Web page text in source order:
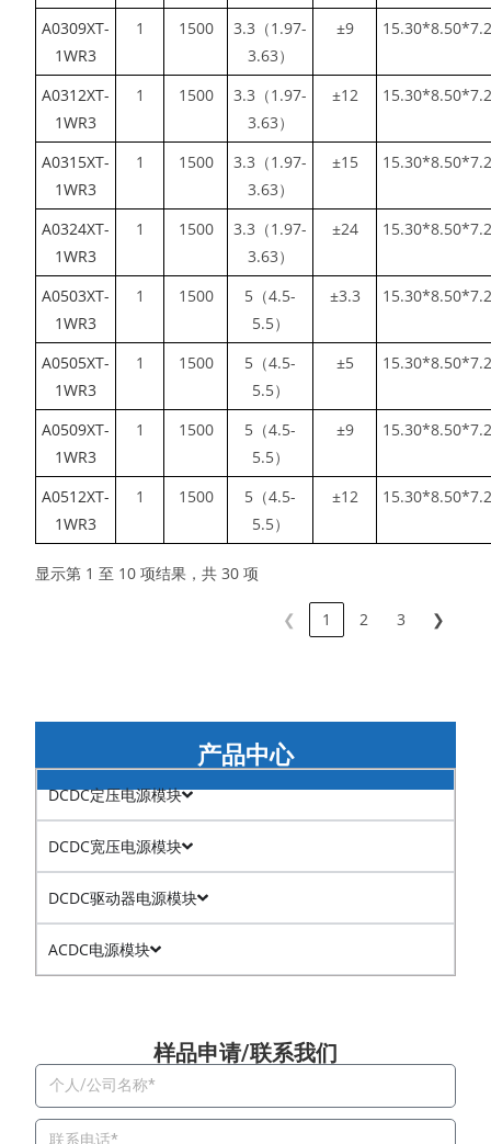
A0309XT-
1WR3
1 1500
3.3（1.97-
3.63）
±9
A0312XT-
1WR3
1 1500
3.3（1.97-
3.63）
±12
A0315XT-
1WR3
1 1500
3.3（1.97-
3.63）
±15
A0324XT-
1WR3
1 1500
3.3（1.97-
3.63）
±24
A0503XT-
1WR3
1 1500
5（4.5-
5.5）
±3.3
A0505XT-
1WR3
1 1500
5（4.5-
5.5）
±5
A0509XT-
1WR3
1 1500
5（4.5-
5.5）
±9
A0512XT-
1WR3
1 1500
5（4.5-
5.5）
±12
显示第 1 至 10 项结果，共 30 项
❮ 1 2 3 ❯
产品中心
DCDC定压电源模块
DCDC宽压电源模块
DCDC驱动器电源模块
ACDC电源模块
样品申请/联系我们​